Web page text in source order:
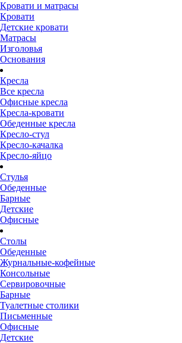
Кровати и матрасы
Кровати
Детские кровати
Матрасы
Изголовья
Основания
Кресла
Все кресла
Офисные кресла
Кресла-кровати
Обеденные кресла
Кресло-стул
Кресло-качалка
Кресло-яйцо
Стулья
Обеденные
Барные
Детские
Офисные
Столы
Обеденные
Журнальные-кофейные
Консольные
Сервировочные
Барные
Туалетные столики
Письменные
Офисные
Детские